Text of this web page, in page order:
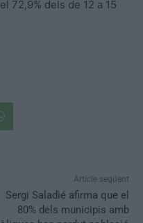
72,9% dels de 12 a 15
Article següent
Sergi Saladié afirma que el
80% dels municipis amb